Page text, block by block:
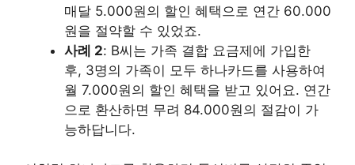
매달 5.000원의 할인 혜택으로 연간 60.000
원을 절약할 수 있었죠.
사례 2: B씨는 가족 결합 요금제에 가입한
후, 3명의 가족이 모두 하나카드를 사용하여
월 7.000원의 할인 혜택을 받고 있어요. 연간
으로 환산하면 무려 84.000원의 절감이 가
능하답니다.